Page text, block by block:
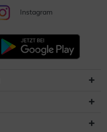
Instagram